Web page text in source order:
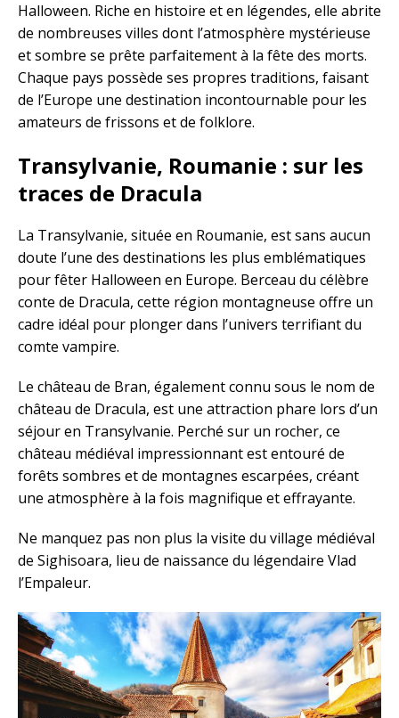
Halloween. Riche en histoire et en légendes, elle abrite
de nombreuses villes dont l’atmosphère mystérieuse
et sombre se prête parfaitement à la fête des morts.
Chaque pays possède ses propres traditions, faisant
de l’Europe une destination incontournable pour les
amateurs de frissons et de folklore.
Transylvanie, Roumanie : sur les
traces de Dracula
La Transylvanie, située en Roumanie, est sans aucun
doute l’une des destinations les plus emblématiques
pour fêter Halloween en Europe. Berceau du célèbre
conte de Dracula, cette région montagneuse offre un
cadre idéal pour plonger dans l’univers terrifiant du
comte vampire.
Le château de Bran, également connu sous le nom de
château de Dracula, est une attraction phare lors d’un
séjour en Transylvanie. Perché sur un rocher, ce
château médiéval impressionnant est entouré de
forêts sombres et de montagnes escarpées, créant
une atmosphère à la fois magnifique et effrayante.
Ne manquez pas non plus la visite du village médiéval
de Sighisoara, lieu de naissance du légendaire Vlad
l’Empaleur.